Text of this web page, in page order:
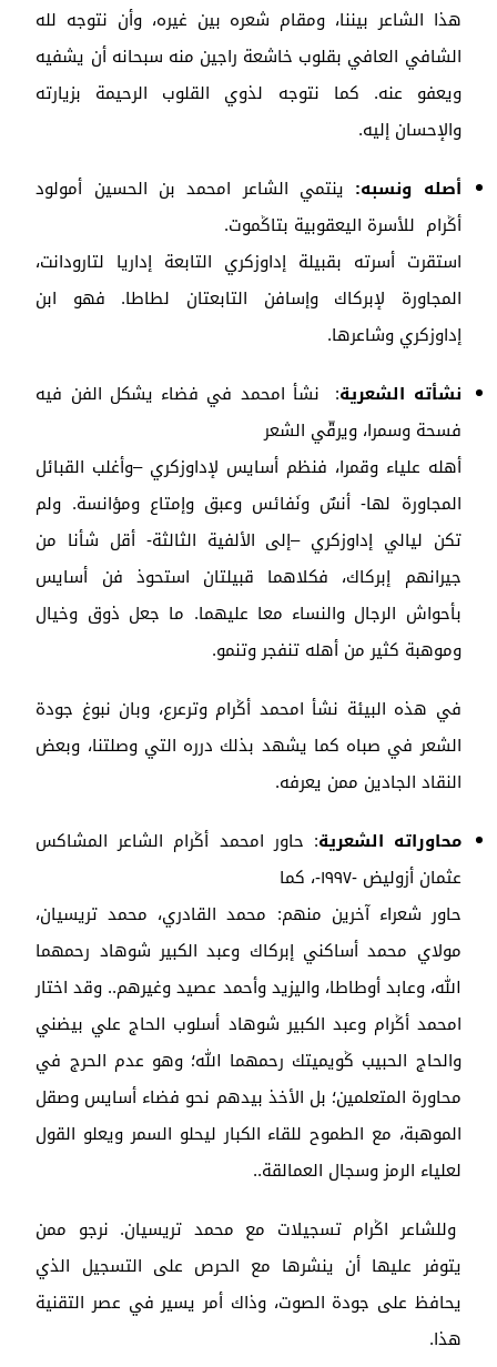
هذا الشاعر بيننا، ومقام شعره بين غيره، وأن نتوجه لله
الشافي العافي بقلوب خاشعة راجين منه سبحانه أن يشفيه
ويعفو عنه. كما نتوجه لذوي القلوب الرحيمة بزيارته
والإحسان إليه.
أصله ونسبه: ينتمي الشاعر امحمد بن الحسين أمولود
أݣرام للأسرة اليعقوبية بتاݣموت.
استقرت أسرته بقبيلة إداوزكري التابعة إداريا لتارودانت،
المجاورة لإبركاك وإسافن التابعتان لطاطا. فهو ابن
إداوزكري وشاعرها.
نشأته الشعرية: نشأ امحمد في فضاء يشكل الفن فيه
فسحة وسمرا، ويرقّي الشعر
أهله علياء وقمرا، فنظم أسايس لإداوزكري –وأغلب القبائل
المجاورة لها- أنسٌ ونَفائس وعبق وإمتاع ومؤانسة. ولم
تكن ليالي إداوزكري –إلى الألفية الثالثة- أقل شأنا من
جيرانهم إبركاك، فكلاهما قبيلتان استحوذ فن أسايس
بأحواش الرجال والنساء معا عليهما. ما جعل ذوق وخيال
وموهبة كثير من أهله تنفجر وتنمو.
في هذه البيئة نشأ امحمد أݣرام وترعرع، وبان نبوغ جودة
الشعر في صباه كما يشهد بذلك درره التي وصلتنا، وبعض
النقاد الجادين ممن يعرفه.
محاوراته الشعرية: حاور امحمد أݣرام الشاعر المشاكس
عثمان أزوليض -١٩٩٧-، كما
حاور شعراء آخرين منهم: محمد القادري، محمد تريسيان،
مولاي محمد أساكني إبركاك وعبد الكبير شوهاد رحمهما
الله، وعابد أوطاطا، واليزيد وأحمد عصيد وغيرهم.. وقد اختار
امحمد أݣرام وعبد الكبير شوهاد أسلوب الحاج علي بيضني
والحاج الحبيب ݣويميتك رحمهما الله؛ وهو عدم الحرج في
محاورة المتعلمين؛ بل الأخذ بيدهم نحو فضاء أسايس وصقل
الموهبة، مع الطموح للقاء الكبار ليحلو السمر ويعلو القول
لعلياء الرمز وسجال العمالقة..
وللشاعر اݣرام تسجيلات مع محمد تريسيان. نرجو ممن
يتوفر عليها أن ينشرها مع الحرص على التسجيل الذي
يحافظ على جودة الصوت، وذاك أمر يسير في عصر التقنية
هذا.